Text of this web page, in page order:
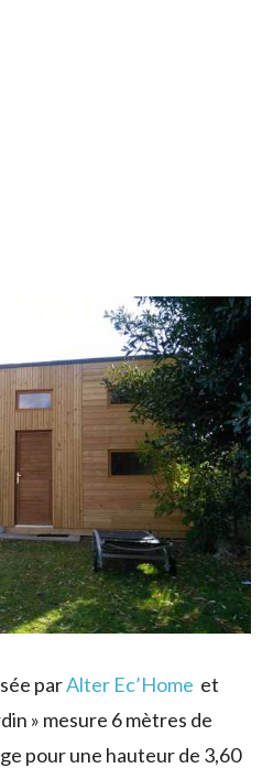
parAlter Ec’Home et
» mesure 6 mètres de
pour une hauteur de 3,60